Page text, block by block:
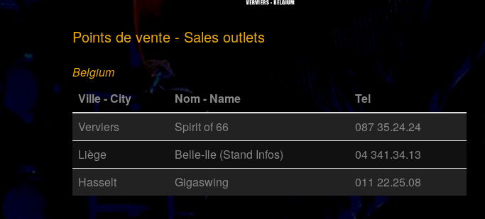
Points de vente - Sales outlets
Belgium
Ville - City
Nom - Name
Tel
Verviers
Spirit of 66
087 35.24.24
Liège
Belle-Ile (Stand Infos)
04 341.34.13
Hasselt
Gigaswing 011 22.25.08